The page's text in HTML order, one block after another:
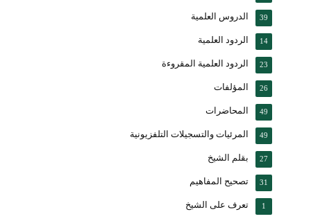
الدروس العلمية 39
الردود العلمية 14
الردود العلمية المقروءة 23
المؤلفات 26
المحاضرات 49
المرئيات والتسجيلات التلفزيونية 49
بقلم الشيخ 27
تصحيح المفاهيم 31
تعرف على الشيخ 1